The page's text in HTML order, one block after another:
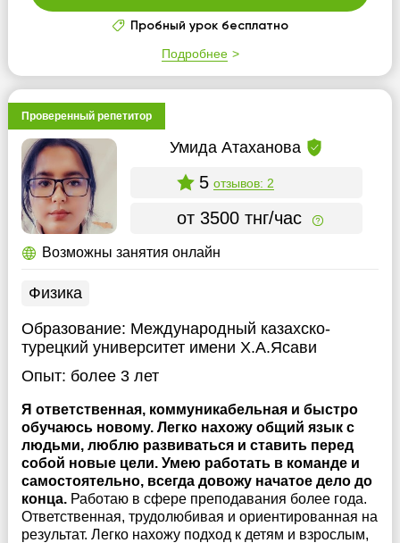
Пробный урок бесплатно
Подробнее
Проверенный репетитор
Умида Атаханова
5 отзывов: 2
от 3500 тнг/час
Возможны занятия онлайн
Физика
Образование: Международный казахско-
турецкий университет имени Х.А.Ясави
Опыт: более 3 лет
Я ответственная, коммуникабельная и быстро
обучаюсь новому. Легко нахожу общий язык с
людьми, люблю развиваться и ставить перед
собой новые цели. Умею работать в команде и
самостоятельно, всегда довожу начатое дело до
конца. Работаю в сфере преподавания более года.
Ответственная, трудолюбивая и ориентированная на
результат. Легко нахожу подход к детям и взрослым,